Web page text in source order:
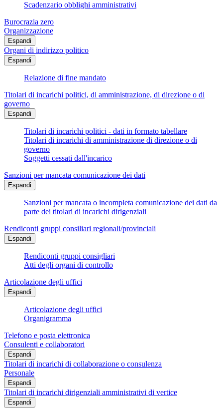
Scadenzario obblighi amministrativi
Burocrazia zero
Organizzazione
Espandi
Organi di indirizzo politico
Espandi
Relazione di fine mandato
Titolari di incarichi politici, di amministrazione, di direzione o di
governo
Espandi
Titolari di incarichi politici - dati in formato tabellare
Titolari di incarichi di amministrazione di direzione o di
governo
Soggetti cessati dall'incarico
Sanzioni per mancata comunicazione dei dati
Espandi
Sanzioni per mancata o incompleta comunicazione dei dati da
parte dei titolari di incarichi dirigenziali
Rendiconti gruppi consiliari regionali/provinciali
Espandi
Rendiconti gruppi consigliari
Atti degli organi di controllo
Articolazione degli uffici
Espandi
Articolazione degli uffici
Organigramma
Telefono e posta elettronica
Consulenti e collaboratori
Espandi
Titolari di incarichi di collaborazione o consulenza
Personale
Espandi
Titolari di incarichi dirigenziali amministrativi di vertice
Espandi